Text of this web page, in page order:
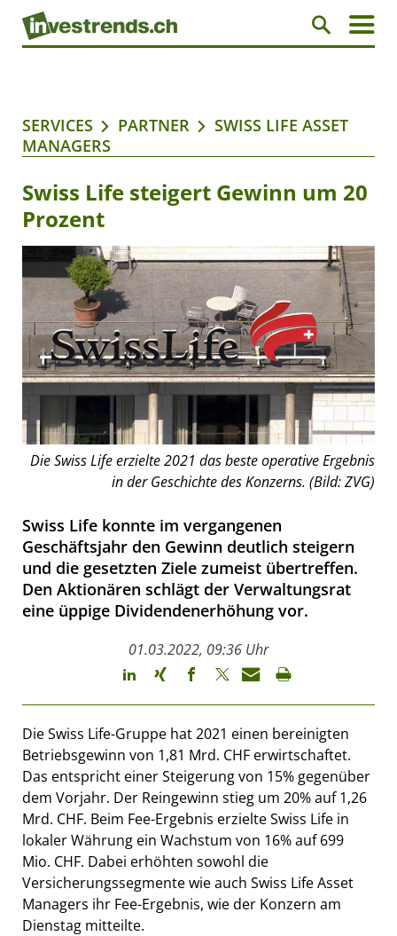
SERVICES PARTNER
SWISS LIFE ASSET
MANAGERS
Swiss Life steigert Gewinn um 20
Prozent
Die Swiss Life erzielte 2021 das beste operative Ergebnis
in der Geschichte des Konzerns. (Bild: ZVG)
Swiss Life konnte im vergangenen
Geschäftsjahr den Gewinn deutlich steigern
und die gesetzten Ziele zumeist übertreffen.
Den Aktionären schlägt der Verwaltungsrat
eine üppige Dividendenerhöhung vor.
01.03.2022, 09:36 Uhr
Die Swiss Life-Gruppe hat 2021 einen bereinigten
Betriebsgewinn von 1,81 Mrd. CHF erwirtschaftet.
Das entspricht einer Steigerung von 15% gegenüber
dem Vorjahr. Der Reingewinn stieg um 20% auf 1,26
Mrd. CHF. Beim Fee-Ergebnis erzielte Swiss Life in
lokaler Währung ein Wachstum von 16% auf 699
Mio. CHF. Dabei erhöhten sowohl die
Versicherungssegmente wie auch Swiss Life Asset
Managers ihr Fee-Ergebnis, wie der Konzern am
Dienstag mitteilte.